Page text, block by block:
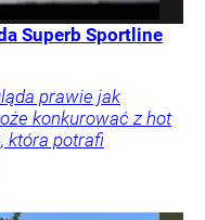
Superb Sportline
prawie jak
konkurować z hot
która potrafi